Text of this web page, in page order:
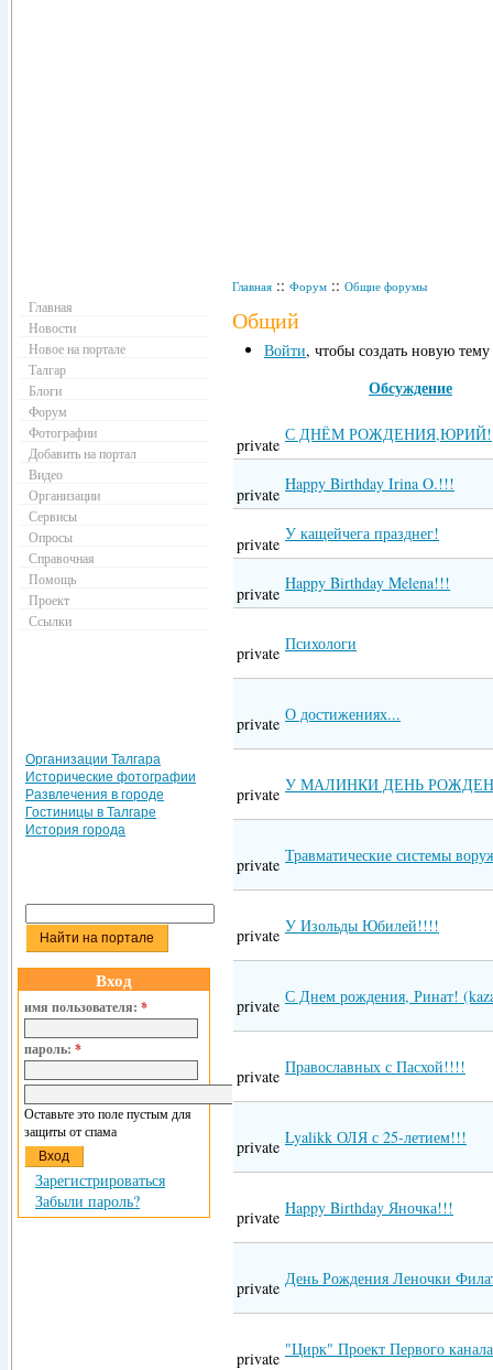
Главная :: Форум :: Общие форумы
Общий
Войти, чтобы создать новую
Обсуждение
private
С ДНЁМ РОЖДЕНИЯ,ЮРИЙ!
private
Happy Birthday Irina O.!!!
private
У кащейчега празднег!
private
Happy Birthday Melena!!!
private Психологи
private О достижениях...
private У МАЛИНКИ ДЕНЬ
private Травматические системы
private У Изольды Юбилей!!!!
private С Днем рождения, Ринат!
private Православных с Пасхой!!!!
private Lyalikk ОЛЯ с 25-летием!!!
private Happy Birthday Яночка!!!
private День Рождения Леночки
private "Цирк" Проект Первого канала
Главная
Новости
Новое на портале
Талгар
Блоги
Форум
Фотографии
Добавить на портал
Видео
Организации
Сервисы
Опросы
Справочная
Помощь
Проект
Ссылки
Организации Талгара
Исторические фотографии
Развлечения в городе
Гостиницы в Талгаре
История города
Вход
имя пользователя: *
пароль: *
Оставьте это поле пустым для
защиты от спама
Зарегистрироваться
Забыли пароль?